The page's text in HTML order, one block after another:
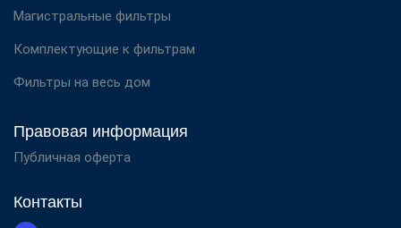
Магистральные фильтры
Комплектующие к фильтрам
Фильтры на весь дом
Правовая информация
Публичная оферта
Контакты